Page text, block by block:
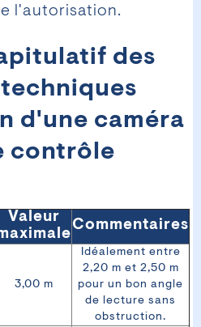
l'autorisation.
des
d'une caméra
contrôle
Valeur
Commentaires
3,00 m
Idéalement entre
2,20 m et 2,50 m
pour un bon angle
de lecture sans
obstruction.